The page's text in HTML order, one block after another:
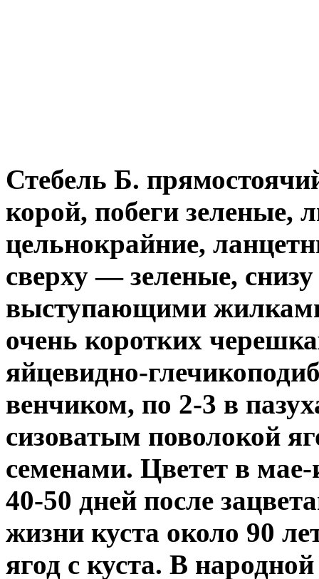
Стебель Б.
корой, побеги зеленые,
цельнокрайние,
сверху — зеленые,
выступающими
очень коротких
яйцевидно-
венчиком, по 2-3 в
сизоватым поволокой
семенами. Цветет в
40-50 дней после
жизни куста около 90
ягод с куста. В